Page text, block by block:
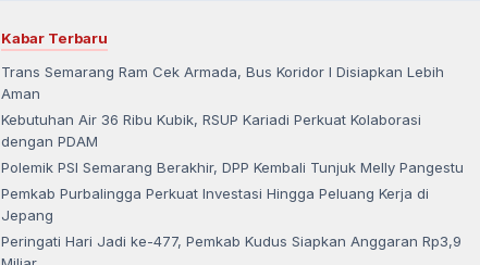
Kabar Terbaru
Trans Semarang Ram Cek Armada, Bus Koridor I Disiapkan Lebih
Aman
Kebutuhan Air 36 Ribu Kubik, RSUP Kariadi Perkuat Kolaborasi
dengan PDAM
Polemik PSI Semarang Berakhir, DPP Kembali Tunjuk Melly Pangestu
Pemkab Purbalingga Perkuat Investasi Hingga Peluang Kerja di
Jepang
Peringati Hari Jadi ke-477, Pemkab Kudus Siapkan Anggaran Rp3,9